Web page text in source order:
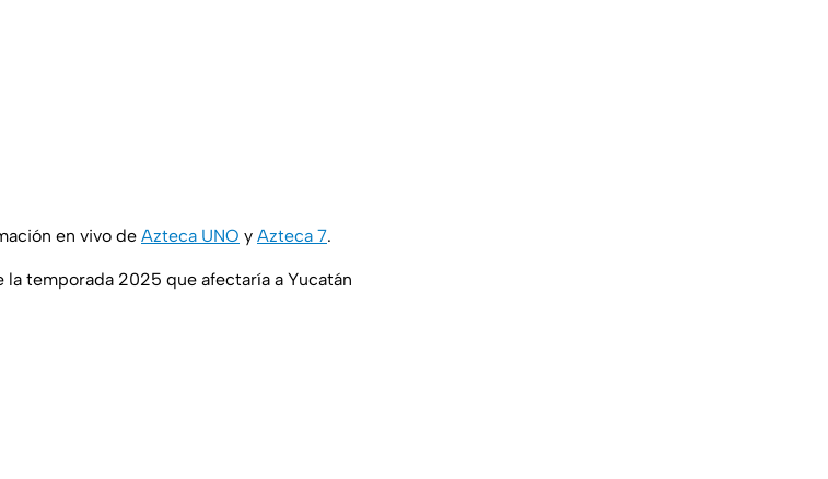
en vivo de Azteca UNO y Azteca 7.
la temporada 2025 que afectaría a Yucatán